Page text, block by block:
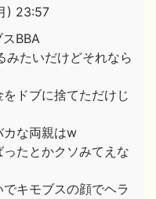
) 23:57
BBA
たいだけどそれなら
ドブに捨てただけじ
カな両親はw
たとかクソみてえな
キモブスの顔でヘラ